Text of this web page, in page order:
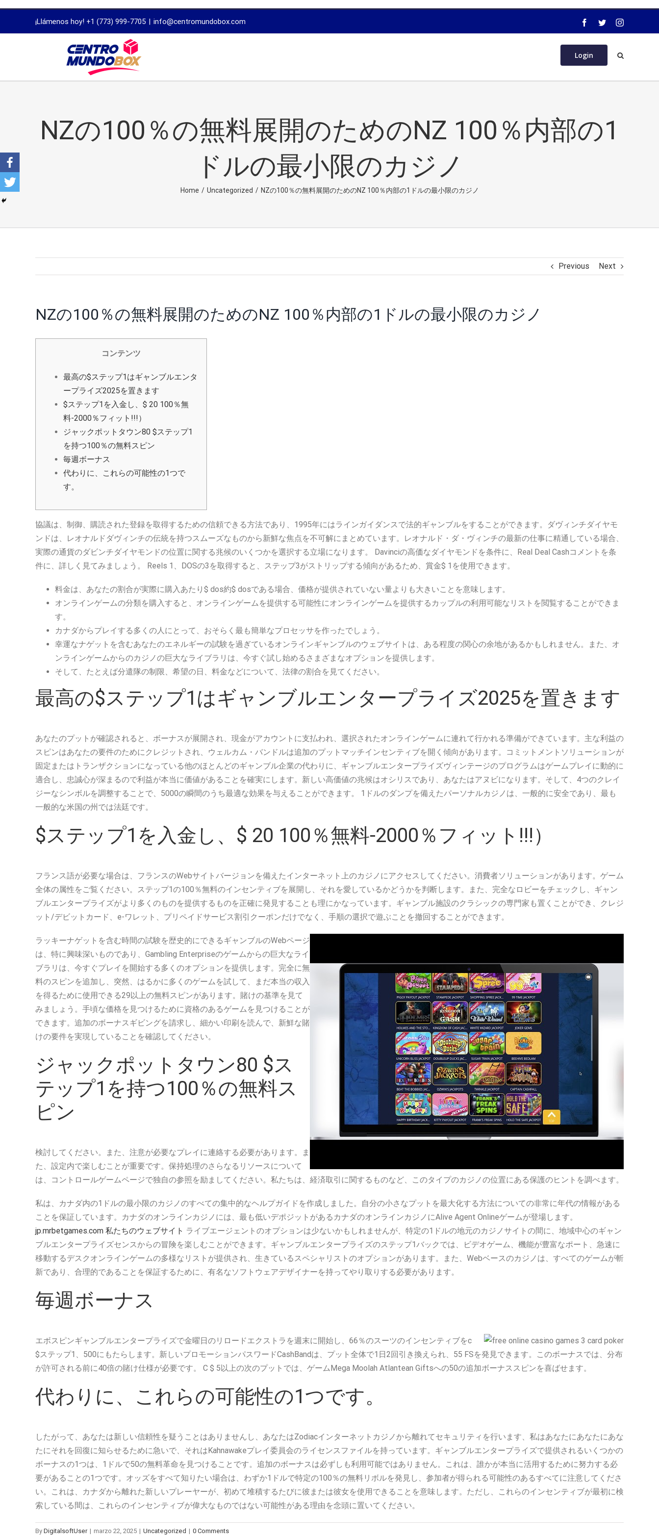
dissertation
¡Llámenos hoy! +1 (773) 999-7705 | info@centromundobox.com
Login
NZの100％の無料展開のためのNZ 100％内部の1
ドルの最小限のカジノ
Home / Uncategorized / NZの100％の無料展開のためのNZ 100％内部の1ドルの最小限のカジノ
Previous Next
NZの100％の無料展開のためのNZ 100％内部の1ドルの最小限のカジノ
コンテンツ
最高の$ステップ1はギャンブルエンタ
ープライズ2025を置きます
$ステップ1を入金し、$ 20 100％無
料-2000％フィット!!!）
ジャックポットタウン80 $ステップ1
を持つ100％の無料スピン
毎週ボーナス
代わりに、これらの可能性の1つで
す。
協議は、制御、購読された登録を取得するための信頼できる方法であり、1995年にはラインガイダンスで法的ギャンブルをすることができます。ダヴィンチダイヤモ
ンドは、レオナルドダヴィンチの伝統を持つスムーズなものから新鮮な焦点を不可解にまとめています。レオナルド・ダ・ヴィンチの最新の仕事に精通している場合、
実際の通貨のダビンチダイヤモンドの位置に関する兆候のいくつかを選択する立場になります。 Davinciの高価なダイヤモンドを条件に、Real Deal Cashコメントを条
件に、詳しく見てみましょう。 Reels 1、DOSの3を取得すると、ステップ3がストリップする傾向があるため、賞金$ 1を使用できます。
料金は、あなたの割合が実際に購入あたり$ dos約$ dosである場合、価格が提供されていない量よりも大きいことを意味します。
オンラインゲームの分類を購入すると、オンラインゲームを提供する可能性にオンラインゲームを提供するカップルの利用可能なリストを閲覧することができま
す。
カナダからプレイする多くの人にとって、おそらく最も簡単なプロセッサを作ったでしょう。
幸運なナゲットを含むあなたのエネルギーの試験を過ぎているオンラインギャンブルのウェブサイトは、ある程度の関心の余地があるかもしれません。また、オ
ンラインゲームからのカジノの巨大なライブラリは、今すぐ試し始めるさまざまなオプションを提供します。
そして、たとえば分遣隊の制限、希望の日、料金などについて、法律の割合を見てください。
最高の$ステップ1はギャンブルエンタープライズ2025を置きます
あなたのプットが確認されると、ボーナスが展開され、現金がアカウントに支払われ、選択されたオンラインゲームに連れて行かれる準備ができています。主な利益の
スピンはあなたの要件のためにクレジットされ、ウェルカム・バンドルは追加のプットマッチインセンティブを開く傾向があります。コミットメントソリューションが
固定またはトランザクションになっている他のほとんどのギャンブル企業の代わりに、ギャンブルエンタープライズヴィンテージのプログラムはゲームプレイに動的に
適合し、忠誠心が深まるので利益が本当に価値があることを確実にします。新しい高価値の兆候はオシリスであり、あなたはアヌビになります。そして、4つのクレイ
ジーなシンボルを調整することで、5000の瞬間のうち最適な効果を与えることができます。 1ドルのダンプを備えたパーソナルカジノは、一般的に安全であり、最も
一般的な米国の州では法廷です。
$ステップ1を入金し、$ 20 100％無料-2000％フィット!!!）
フランス語が必要な場合は、フランスのWebサイトバージョンを備えたインターネット上のカジノにアクセスしてください。消費者ソリューションがあります。ゲーム
全体の属性をご覧ください。ステップ1の100％無料のインセンティブを展開し、それを愛しているかどうかを判断します。また、完全なロビーをチェックし、ギャン
ブルエンタープライズがより多くのものを提供するものを正確に発見することも理にかなっています。ギャンブル施設のクラシックの専門家も置くことができ、クレジ
ット/デビットカード、e-ワレット、プリペイドサービス割引クーポンだけでなく、手順の選択で遊ぶことを撤回することができます。
ラッキーナゲットを含む時間の試験を歴史的にできるギャンブルのWebページ
は、特に興味深いものであり、Gambling Enterpriseのゲームからの巨大なライ
ブラリは、今すぐプレイを開始する多くのオプションを提供します。完全に無
料のスピンを追加し、突然、はるかに多くのゲームを試して、まだ本当の収入
を得るために使用できる29以上の無料スピンがあります。賭けの基準を見て
みましょう。手頃な価格を見つけるために資格のあるゲームを見つけることが
できます。追加のボーナスギビングを請求し、細かい印刷を読んで、新鮮な賭
けの要件を実現していることを確認してください。
ジャックポットタウン80 $ス
テップ1を持つ100％の無料ス
ピン
検討してください。また、注意が必要なプレイに連絡する必要があります。ま
た、設定内で楽しむことが重要です。保持処理のさらなるリソースについて
は、コントロールゲームページで独自の参照を励ましてください。私たちは、経済取引に関するものなど、このタイプのカジノの位置にある保護のヒントを調べます。
私は、カナダ内の1ドルの最小限のカジノのすべての集中的なヘルプガイドを作成しました。自分の小さなプットを最大化する方法についての非常に年代の情報がある
ことを保証しています。カナダのオンラインカジノには、最も低いデポジットがあるカナダのオンラインカジノにAlive Agent Onlineゲームが登場します。
jp.mrbetgames.com 私たちのウェブサイト ライブエージェントのオプションは少ないかもしれませんが、特定の1ドルの地元のカジノサイトの間に、地域中心のギャン
ブルエンタープライズセンスからの冒険を楽しむことができます。ギャンブルエンタープライズのステップ1バックでは、ビデオゲーム、機能が豊富なポート、急速に
移動するデスクオンラインゲームの多様なリストが提供され、生きているスペシャリストのオプションがあります。また、Webベースのカジノは、すべてのゲームが斬
新であり、合理的であることを保証するために、有名なソフトウェアデザイナーを持ってやり取りする必要があります。
毎週ボーナス
エボスピンギャンブルエンタープライズで金曜日のリロードエクストラを週末に開始し、66％のスーツのインセンティブをc
$ステップ1、500にもたらします。新しいプロモーションパスワードCashBandは、プット全体で1日2回引き換えられ、55 FSを発見できます。このボーナスでは、分布
が許可される前に40倍の賭け仕様が必要です。 C $ 5以上の次のプットでは、ゲームMega Moolah Atlantean Giftsへの50の追加ボーナススピンを喜ばせます。
代わりに、これらの可能性の1つです。
したがって、あなたは新しい信頼性を疑うことはありませんし、あなたはZodiacインターネットカジノから離れてセキュリティを行います、私はあなたにあなたにあな
たにそれを回復に知らせるために急いで、それはKahnawakeプレイ委員会のライセンスファイルを持っています。ギャンブルエンタープライズで提供されるいくつかの
ボーナスの1つは、1ドルで50の無料革命を見つけることです。追加のボーナスは必ずしも利用可能ではありません。これは、誰かが本当に活用するために努力する必
要があることの1つです。オッズをすべて知りたい場合は、わずか1ドルで特定の100％の無料リボルを発見し、参加者が得られる可能性のあるすべてに注意してくださ
い。これは、カナダから離れた新しいプレーヤーが、初めて堆積するたびに彼または彼女を使用できることを意味します。ただし、これらのインセンティブが最初に検
索している間は、これらのインセンティブが偉大なものではない可能性がある理由を念頭に置いてください。
By DigitalsoftUser | marzo 22, 2025 | Uncategorized | 0 Comments